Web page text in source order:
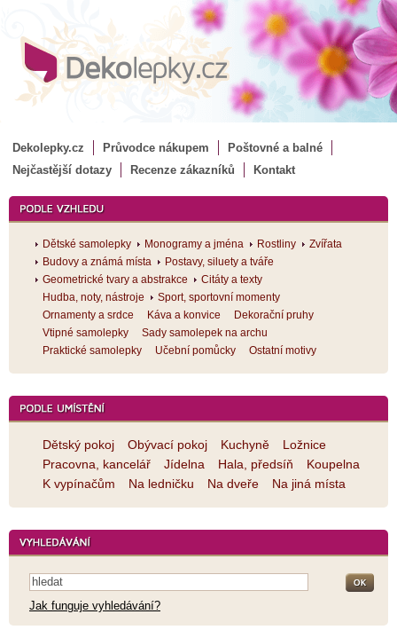
Dekolepky.cz Průvodce nákupem
Poštovné a balné
Nejčastější dotazy
Recenze zákazníků Kontakt
Dětské samolepky Monogramy a jména Rostliny
Zvířata
Budovy a známá místa
Postavy, siluety a tváře
Geometrické tvary a abstrakce
Citáty a texty
Hudba, noty, nástroje
Sport, sportovní momenty
Ornamenty a srdce
Káva a konvice
Dekorační pruhy
Vtipné samolepky
Sady samolepek na archu
Praktické samolepky
Učební pomůcky Ostatní motivy
Dětský pokoj Obývací pokoj Kuchyně
Ložnice
Pracovna, kancelář
Jídelna Hala, předsíň
Koupelna
K vypínačům
Na ledničku Na dveře Na jiná místa
Jak funguje vyhledávání?